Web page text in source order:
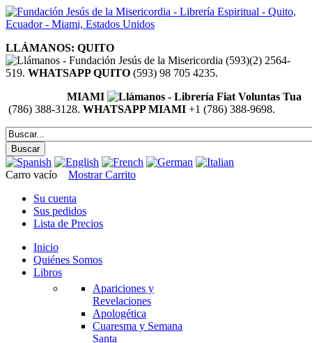
LLÁMANOS: QUITO
(593)(2) 2564-
519. WHATSAPP QUITO (593) 98 705 4235.
MIAMI
(786) 388-3128. WHATSAPP MIAMI +1 (786) 388-9698.
Carro vacío
Mostrar Carrito
Su cuenta
Sus pedidos
Lista de Precios
Inicio
Quiénes Somos
Libros
Apariciones y
Revelaciones
Apologética
Cuaresma y Semana
Santa